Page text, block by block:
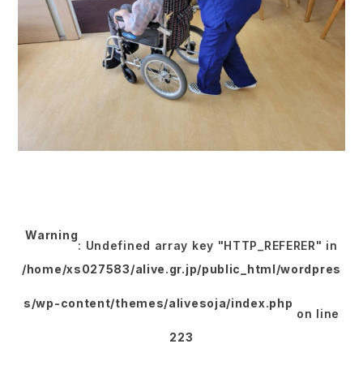
Warning
: Undefined array key "HTTP_REFERER" in
/home/xs027583/alive.gr.jp/public_html/wordpres
s/wp-content/themes/alivesoja/index.php
on line
223